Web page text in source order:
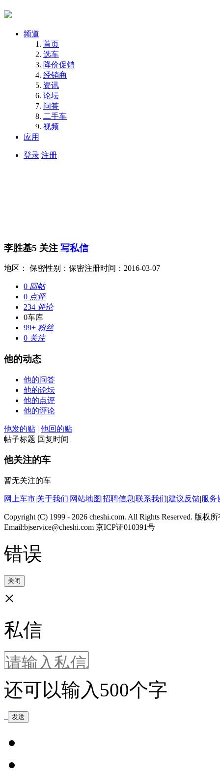
频道
首页
选车
降价促销
经销商
资讯
论坛
问答
二手车
视频
应用
登录 注册
李胜基5 关注 写私信
地区： 保密性别：保密注册时间：2016-03-07
0 回帖
0 点评
234 评论
0车库
99+ 粉丝
0 关注
他的动态
他的问答
他的论坛
他的点评
他的评论
他发的贴 | 他回的贴
帖子标题 回复时间
他关注的车
暂无关注的车
网上车市|关于我们|网站地图|招聘信息|联系我们|建议反馈|服务
Copyright (C) 1999 - 2026 cheshi.com. All Rights Reserved. 版权
Email:bjservice@cheshi.com 京ICP证010391号
错误
关闭
×
私信
还可以输入 500个字